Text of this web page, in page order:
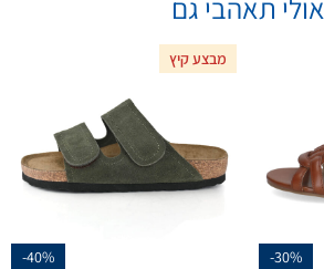
-30%
מבצע קיץ
-40%